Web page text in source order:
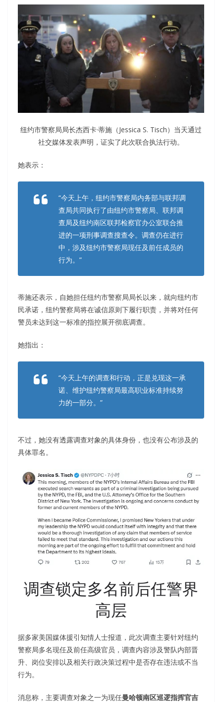
纽约市警察局局长杰西卡·蒂施（Jessica S. Tisch）当天通过
社交媒体发表声明，证实了此次联合执法行动。
她表示：
“今天上午，纽约市警察局内务部与联邦调
查局共同执行了由纽约市警察局、联邦调
查局及纽约南区联邦检察官办公室联合推
进的一项刑事调查搜查令。调查仍在进行
中，涉及纽约市警察局现任及前任成员的
行为。”
蒂施还表示，自她担任纽约市警察局局长以来，就向纽约市
民承诺，纽约警察局将在诚信原则下履行职责，并将对任何
警员未达到这一标准的指控展开彻底调查。
她指出：
“今天上午的调查和行动，正是兑现这一承
诺、维护纽约警察局最高职业标准持续努
力的一部分。”
不过，她没有透露调查对象的具体身份，也没有公布涉及的
具体罪名。
调查锁定多名前后任警界
高层
据多家美国媒体援引知情人士报道，此次调查主要针对纽约
警察局多名现任及前任高级官员，调查内容涉及警队内部晋
升、岗位安排以及相关行政决策过程中是否存在违法或不当
行为。
消息称，主要调查对象之一为现任曼哈顿南区巡逻指挥官吉